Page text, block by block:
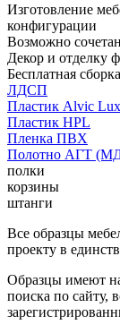
Изготовление
конфигурации
Возможно
Декор и отделку
Бесплатная
ЛДСП
Пластик Alvic
Пластик HPL
Пленка ПВХ
Полотно АГТ
полки
корзины
штанги
Все образцы
проекту в
Образцы имеют
поиска по сайту,